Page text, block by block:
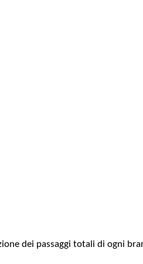
dei passaggi totali di ogni